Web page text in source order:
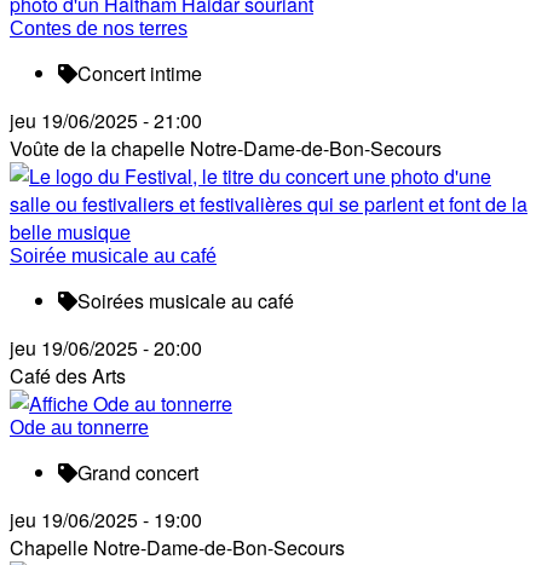
Contes de nos terres
Concert intime
jeu 19/06/2025 - 21:00
Voûte de la chapelle Notre-Dame-de-Bon-Secours
Soirée musicale au café
Soirées musicale au café
jeu 19/06/2025 - 20:00
Café des Arts
Ode au tonnerre
Grand concert
jeu 19/06/2025 - 19:00
Chapelle Notre-Dame-de-Bon-Secours